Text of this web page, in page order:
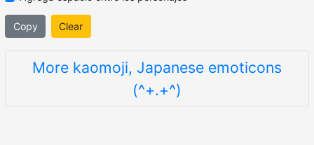
Copy Clear
More kaomoji, Japanese emoticons
(^+.+^)